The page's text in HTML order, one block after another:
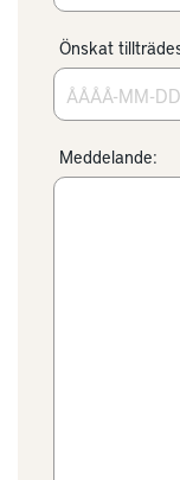
Önskat
Meddelande: